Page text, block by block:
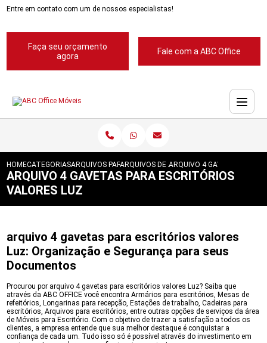
Entre em contato com um de nossos especialistas!
Faça seu orçamento
agora
Fale com a ABC Office
HOMECATEGORIASARQUIVOS PARA ESCRITORIOS
ARQUIVOS DE ACO 4 GAVETAS
ARQUIVO 4 GAVETAS PARA
ARQUIVO 4 GAVETAS PARA ESCRITÓRIOS
VALORES LUZ
arquivo 4 gavetas para escritórios valores
Luz: Organização e Segurança para seus
Documentos
Procurou por arquivo 4 gavetas para escritórios valores Luz? Saiba que
através da ABC OFFICE você encontra Armários para escritórios, Mesas de
refeitórios, Longarinas para recepção, Estações de trabalho, Cadeiras para
escritórios, Arquivos para escritórios, entre outras opções de serviços da área
de Móveis para Escritório. Com o objetivo de trazer a satisfação a todos os
clientes, a empresa entende que sua melhor destaque é conquistar a
confiança de cada um. Tudo isso só é possível através do investimento em